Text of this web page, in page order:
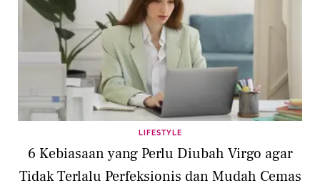
LIFESTYLE
6 Kebiasaan yang Perlu Diubah Virgo agar
Tidak Terlalu Perfeksionis dan Mudah Cemas